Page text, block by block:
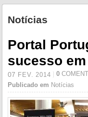
Notícias
Portal
sucesso
07 FEV. 2014 0
Publicado em Notícias